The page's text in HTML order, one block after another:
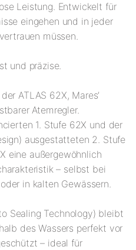
Leistung. Entwickelt für
eingehen und in jeder
müssen.
und präzise.
ATLAS 62X, Mares’
Atemregler.
1. Stufe 62X und der
ausgestatteten 2. Stufe
eine außergewöhnlich
– selbst bei
in kalten Gewässern.
Sealing Technology) bleibt
des Wassers perfekt vor
– ideal für